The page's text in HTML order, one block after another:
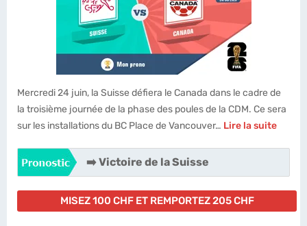
Mercredi 24 juin, la Suisse défiera le Canada dans le cadre de
la troisième journée de la phase des poules de la CDM. Ce sera
sur les installations du BC Place de Vancouver… Lire la suite
➡️ Victoire de la Suisse
MISEZ 100 CHF ET REMPORTEZ 205 CHF